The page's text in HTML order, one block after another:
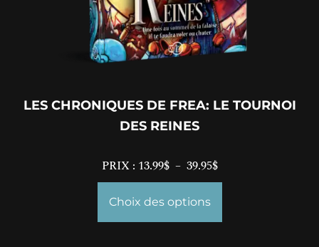
LES CHRONIQUES DE FREA: LE TOURNOI
DES REINES
PRIX : 13.99$ – 39.95$
Choix des options